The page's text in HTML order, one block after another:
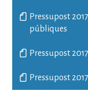
Pressupost
públiques
Pressupost
Pressupost